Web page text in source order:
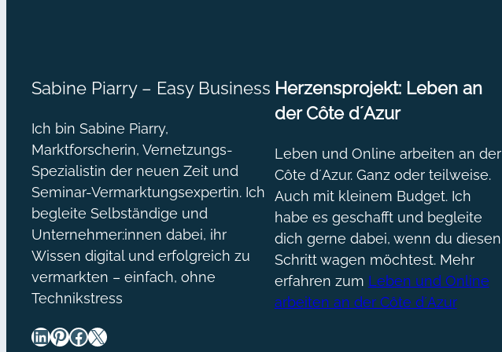
Sabine Piarry – Easy Business
Ich bin Sabine Piarry,
Marktforscherin, Vernetzungs-
Spezialistin der neuen Zeit und
Seminar-Vermarktungsexpertin. Ich
begleite Selbständige und
Unternehmer:innen dabei, ihr
Wissen digital und erfolgreich zu
vermarkten – einfach, ohne
Technikstress
LinkedIn Pinterest Facebook X
Herzensprojekt: Leben an
der Côte d´Azur
Leben und Online arbeiten an der
Côte d´Azur. Ganz oder teilweise.
Auch mit kleinem Budget. Ich
habe es geschafft und begleite
dich gerne dabei, wenn du diesen
Schritt wagen möchtest. Mehr
erfahren zum Leben und Online
arbeiten an der Côte d´Azur